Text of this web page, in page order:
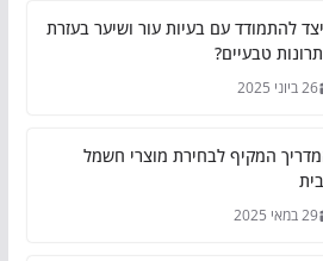
להתמודד עם בעיות עור ושיער בעזרת
טבעיים?
26 ביוני 2025
המקיף לבחירת מוצרי חשמל
29 במאי 2025